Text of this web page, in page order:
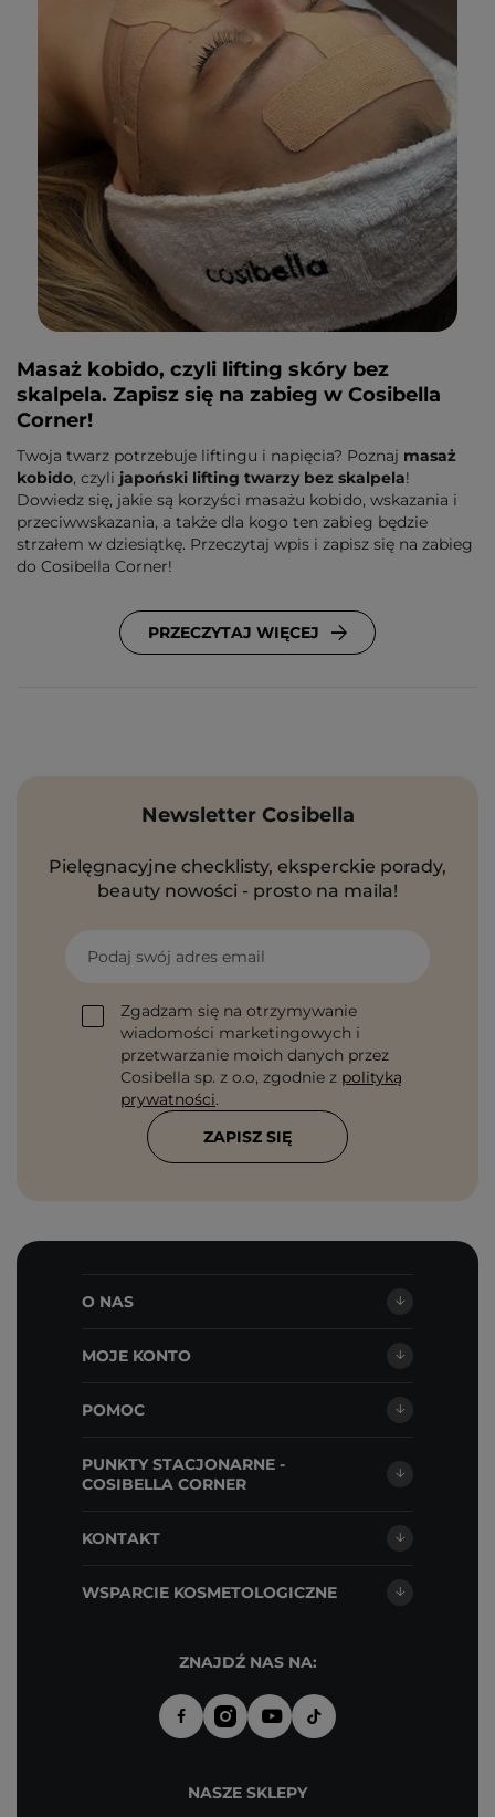
Masaż kobido, czyli lifting skóry bez
skalpela. Zapisz się na zabieg w Cosibella
Corner!
Twoja twarz potrzebuje liftingu i napięcia? Poznaj masaż
kobido, czyli japoński lifting twarzy bez skalpela!
Dowiedz się, jakie są korzyści masażu kobido, wskazania i
przeciwwskazania, a także dla kogo ten zabieg będzie
strzałem w dziesiątkę. Przeczytaj wpis i zapisz się na zabieg
do Cosibella Corner!
PRZECZYTAJ WIĘCEJ
Newsletter Cosibella
Pielęgnacyjne checklisty, eksperckie porady,
beauty nowości - prosto na maila!
Podaj swój adres email
Zgadzam się na otrzymywanie
wiadomości marketingowych i
przetwarzanie moich danych przez
Cosibella sp. z o.o, zgodnie z polityką
prywatności.
ZAPISZ SIĘ
O NAS
MOJE KONTO
POMOC
PUNKTY STACJONARNE -
COSIBELLA CORNER
KONTAKT
WSPARCIE KOSMETOLOGICZNE
ZNAJDŹ NAS NA:
NASZE SKLEPY